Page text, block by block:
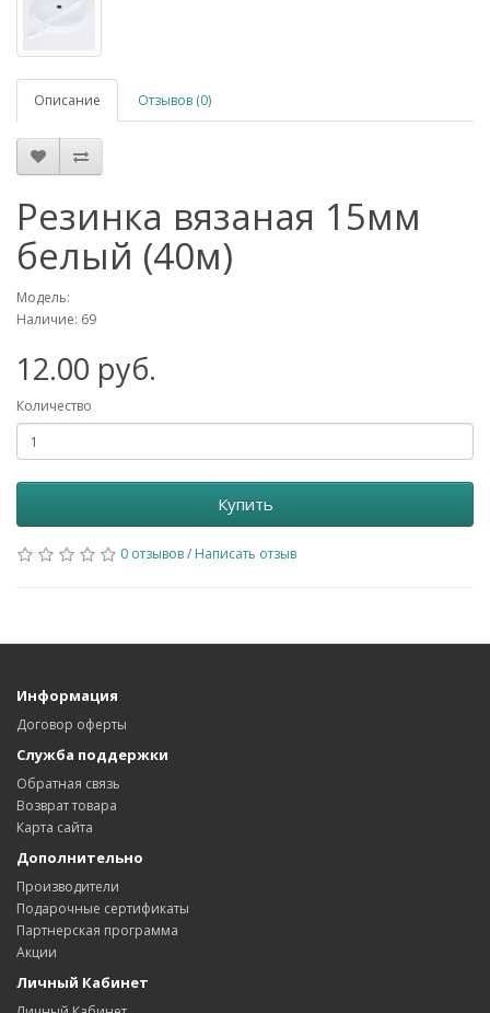
Описание Отзывов (0)
Резинка вязаная 15мм
белый (40м)
Модель:
Наличие: 69
12.00 руб.
Количество
Купить
0 отзывов/ Написать отзыв
Информация
Договор оферты
Служба поддержки
Обратная связь
Возврат товара
Карта сайта
Дополнительно
Производители
Подарочные сертификаты
Партнерская программа
Акции
Личный Кабинет